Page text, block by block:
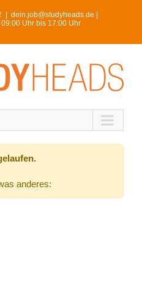
dein.job@studyheads.de |
Uhr bis 17:00 Uhr
anderes: